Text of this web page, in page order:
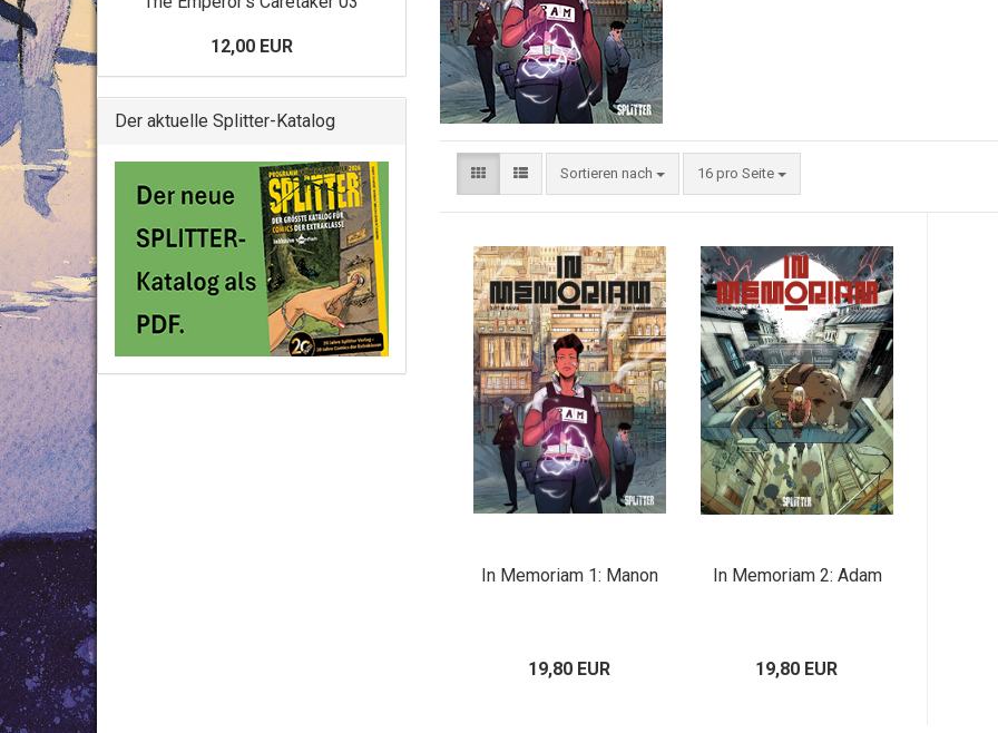
Sortieren nach 16 pro Seite
In Memoriam 1: Manon
19,80 EUR
In Memoriam 2: Adam
19,80 EUR
12,00 EUR
Der aktuelle Splitter-Katalog